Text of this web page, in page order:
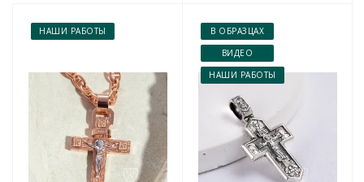
НАШИ РАБОТЫ
В ОБРАЗЦАХ
ВИДЕО
НАШИ РАБОТЫ